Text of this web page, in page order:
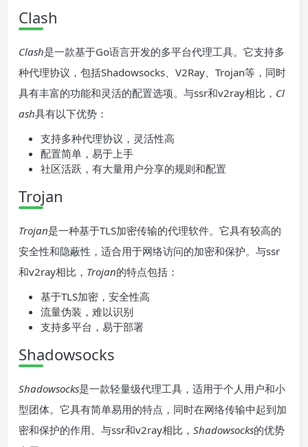
Clash
Clash是一款基于Go语言开发的多平台代理工具。它支持多
种代理协议，包括Shadowsocks、V2Ray、Trojan等，同时
具有丰富的功能和灵活的配置选项。与ssr和v2ray相比， Cl
ash具有以下优势：
支持多种代理协议，灵活性高
配置简单，易于上手
社区活跃，有大量用户分享的规则和配置
Trojan
Trojan是一种基于TLS加密传输的代理软件。它具有较高的
安全性和隐蔽性，适合用于网络访问的加密和保护。与ssr
和v2ray相比， Trojan的特点包括：
基于TLS加密，安全性高
流量伪装，难以识别
支持多平台，易于部署
Shadowsocks
Shadowsocks是一款轻量级代理工具，适用于个人用户和小
型团体。它具有简单易用的特点，同时在网络传输中起到加
密和保护的作用。与ssr和v2ray相比， Shadowsocks的优势